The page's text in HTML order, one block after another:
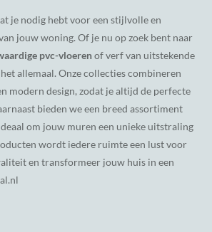
je nodig hebt voor een stijlvolle en
jouw woning. Of je nu op zoek bent naar
pvc-vloerenof verf van uitstekende
allemaal. Onze collecties combineren
modern design, zodat je altijd de perfecte
bieden we een breed assortiment
om jouw muren een unieke uitstraling
wordt iedere ruimte een lust voor
en transformeer jouw huis in een